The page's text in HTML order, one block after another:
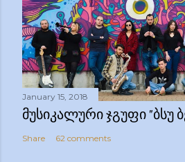
January 15, 2018
ᲛᲣᲡᲘᲙᲐᲚᲣᲠᲘ ᲯᲒᲣᲤᲘ "ᲑᲡᲣ
Share 62 comments